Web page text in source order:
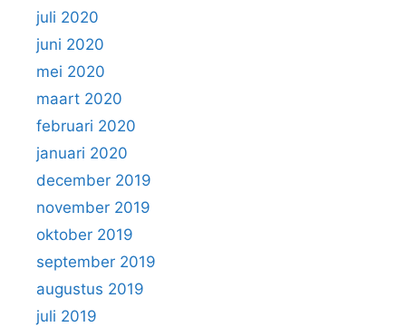
juli 2020
juni 2020
mei 2020
maart 2020
februari 2020
januari 2020
december 2019
november 2019
oktober 2019
september 2019
augustus 2019
juli 2019